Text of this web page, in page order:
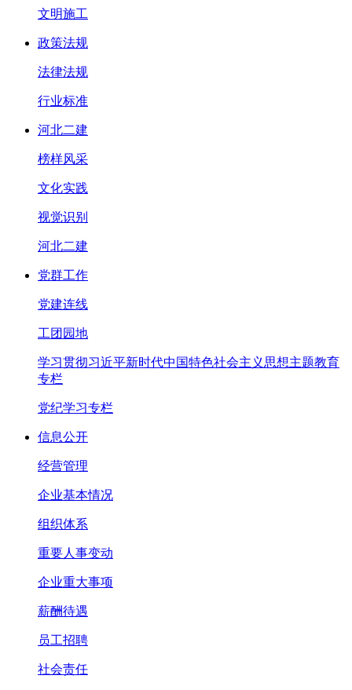
文明施工
政策法规
法律法规
行业标准
河北二建
榜样风采
文化实践
视觉识别
河北二建
党群工作
党建连线
工团园地
学习贯彻习近平新时代中国特色社会主义思想主题教育
专栏
党纪学习专栏
信息公开
经营管理
企业基本情况
组织体系
重要人事变动
企业重大事项
薪酬待遇
员工招聘
社会责任